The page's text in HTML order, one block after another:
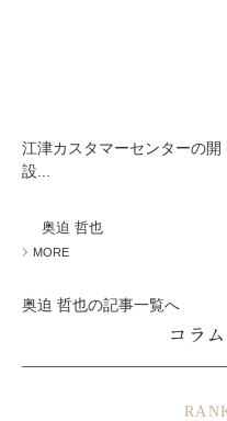
江津カスタマーセンターの開
設...
奥迫 哲也
MORE
奥迫 哲也の記事一覧へ
コラ